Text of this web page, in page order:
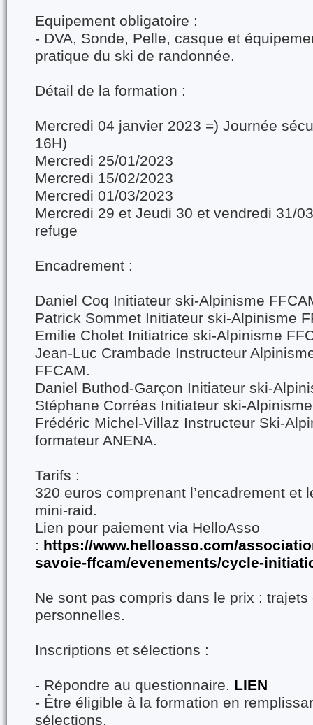
Equipement obligatoire :
- DVA, Sonde, Pelle, casque et
pratique du ski de randonnée.
Détail de la formation :
Mercredi 04 janvier 2023 =) Journée
16H)
Mercredi 25/01/2023
Mercredi 15/02/2023
Mercredi 01/03/2023
Mercredi 29 et Jeudi 30 et vendredi 31/
refuge
Encadrement :
Daniel Coq Initiateur ski-Alpinisme
Patrick Sommet Initiateur ski-Alpinisme
Emilie Cholet Initiatrice ski-Alpinisme
Jean-Luc Crambade Instructeur
FFCAM.
Daniel Buthod-Garçon Initiateur ski-
Stéphane Corréas Initiateur ski-
Frédéric Michel-Villaz Instructeur Ski-
formateur ANENA.
Tarifs :
320 euros comprenant l’encadrement et
mini-raid.
Lien pour paiement via HelloAsso
: https://www.helloasso.com/
savoie-ffcam/evenements/cycle-
Ne sont pas compris dans le prix :
personnelles.
Inscriptions et sélections :
- Répondre au questionnaire. LIEN
- Être éligible à la formation en
sélections.